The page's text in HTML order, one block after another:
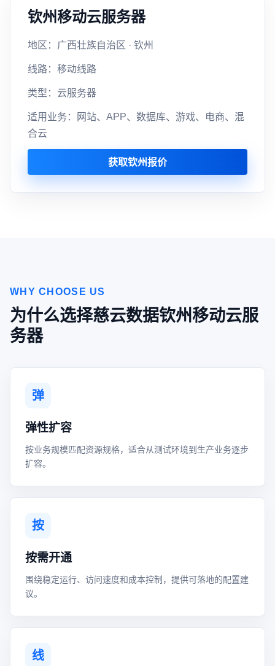
钦州移动云服务器
地区：广西壮族自治区 · 钦州
线路：移动线路
类型：云服务器
适用业务：网站、APP、数据库、游戏、电商、混
合云
获取钦州报价
WHY CHOOSE US
为什么选择慈云数据钦州移动云服
务器
弹
弹性扩容
按业务规模匹配资源规格，适合从测试环境到生产业务逐步
扩容。
按
按需开通
围绕稳定运行、访问速度和成本控制，提供可落地的配置建
议。
线